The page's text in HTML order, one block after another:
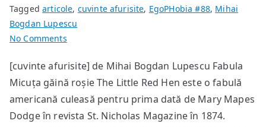
Taggedarticole, cuvinte afurisite, EgoPHobia #88, Mihai
Bogdan Lupescu
No Commentson
fabule
[cuvinte afurisite] de Mihai Bogdan Lupescu Fabula
Micuța găină roșie The Little Red Hen este o fabulă
americană culeasă pentru prima dată de Mary Mapes
Dodge în revista St. Nicholas Magazine în 1874.